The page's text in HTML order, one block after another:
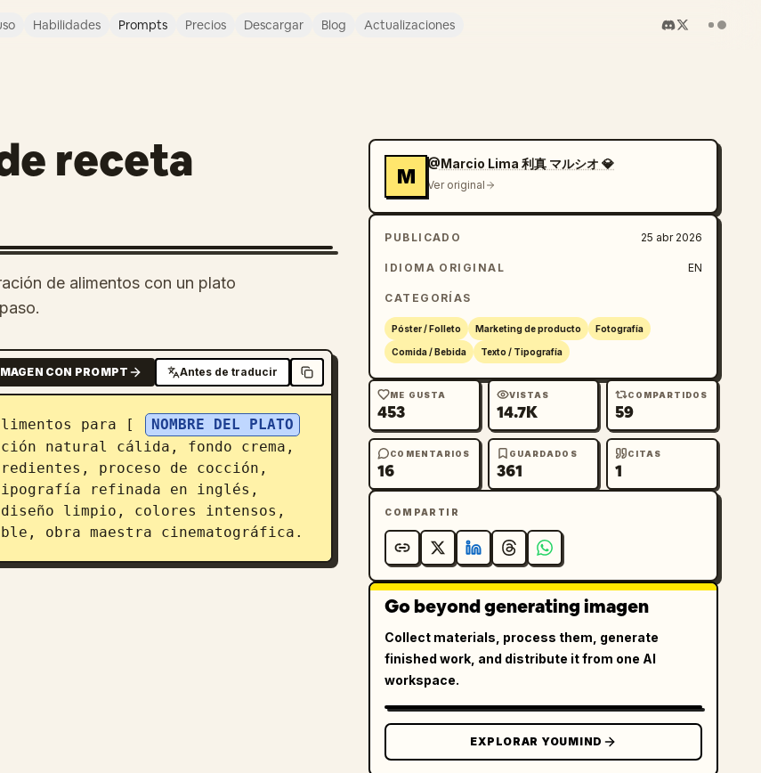
Habilidades Prompts Precios Descargar Blog Actualizaciones
receta
de alimentos con un plato
CON PROMPT Antes de traducir
para [
NOMBRE DEL PLATO
natural cálida, fondo crema,
proceso de cocción,
refinada en inglés,
limpio, colores intensos,
obra maestra cinematográfica.
M
@Marcio Lima 利真 マルシオ 💎
Ver original
PUBLICADO 25 abr 2026
IDIOMA ORIGINAL EN
CATEGORÍAS
Póster / Folleto Marketing de producto Fotografía
Comida / Bebida Texto / Tipografía
ME GUSTA
453
VISTAS
14.7K
COMPARTIDOS
59
COMENTARIOS
16
GUARDADOS
361
CITAS
1
COMPARTIR
Go beyond generating imagen
Collect materials, process them, generate
finished work, and distribute it from one AI
workspace.
EXPLORAR YOUMIND